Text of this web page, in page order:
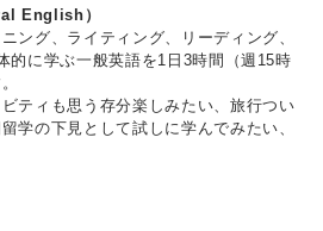
English）
ング、ライティング、リーディング、
的に学ぶ一般英語を1日3時間（週15時
ティも思う存分楽しみたい、旅行つい
学の下見として試しに学んでみたい、